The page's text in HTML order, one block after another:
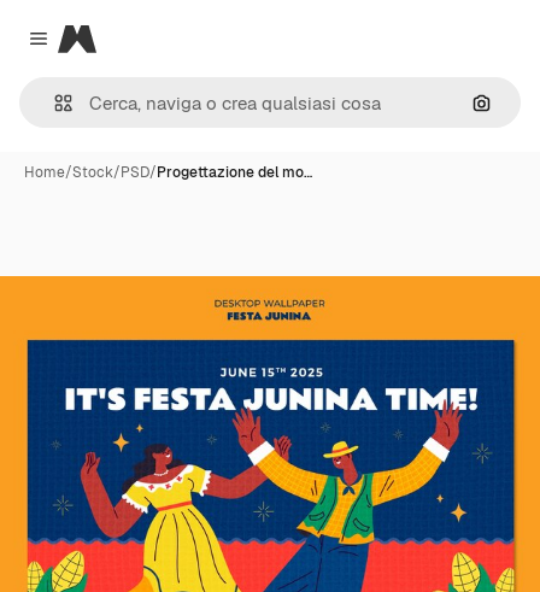
Close menu
Magnific
Cerca
Home/Stock/PSD/Progettazione del mo…